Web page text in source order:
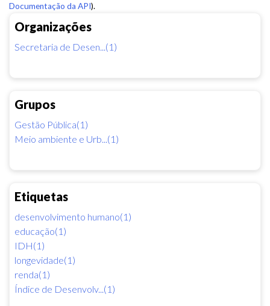
Organizações
Secretaria de Desen...(1)
Grupos
Gestão Pública(1)
Meio ambiente e Urb...(1)
Etiquetas
desenvolvimento humano(1)
educação(1)
IDH(1)
longevidade(1)
renda(1)
Índice de Desenvolv...(1)
Documentação da API).